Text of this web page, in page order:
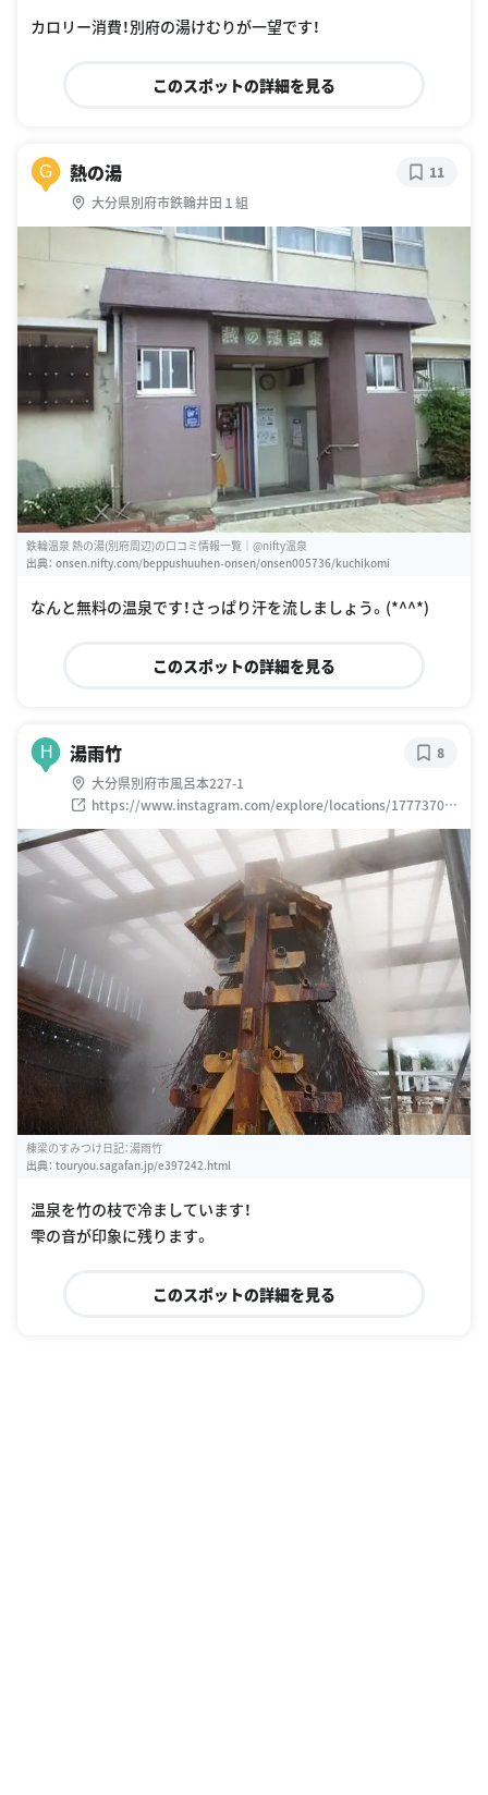
A%E5%B1%95%E6%9C%9B%E5%8F%B0
カロリー消費！別府の湯けむりが一望です！
このスポットの詳細を見る
G 熱の湯
大分県別府市鉄輪井田１組
11
鉄輪温泉 熱の湯(別府周辺)の口コミ情報一覧｜@nifty温泉
出典： onsen.nifty.com/beppushuuhen-onsen/onsen005736/kuchikomi
なんと無料の温泉です！さっぱり汗を流しましょう。(*^^*)
このスポットの詳細を見る
H 湯雨竹
大分県別府市風呂本227-1
https://www.instagram.com/explore/locations/17773703
3131770
8
棟梁のすみつけ日記：湯雨竹
出典： touryou.sagafan.jp/e397242.html
温泉を竹の枝で冷ましています！
雫の音が印象に残ります。
このスポットの詳細を見る